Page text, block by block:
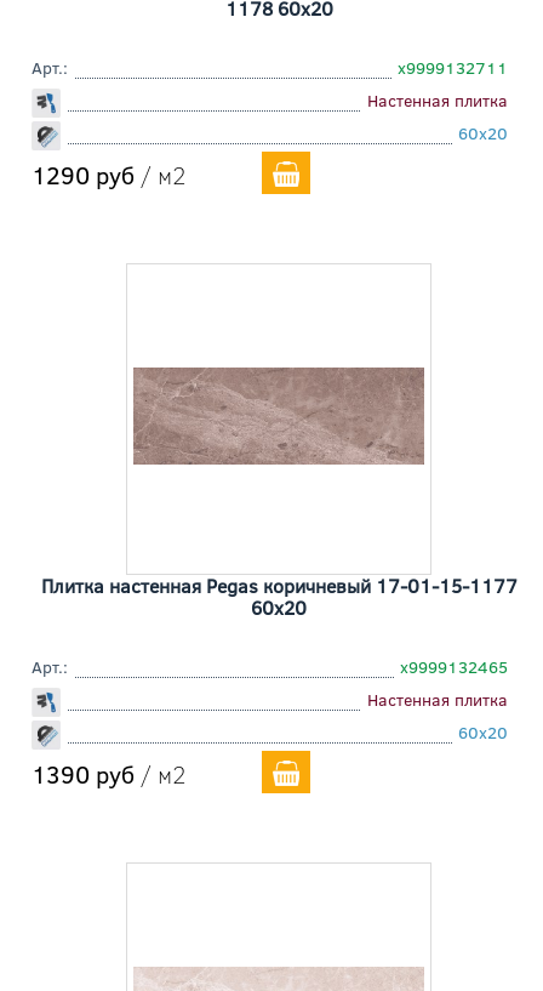
1178 60x20
Арт.:
х9999132711
Настенная плитка
60x20
1290 руб / м2
Плитка настенная Pegas коричневый 17-01-15-1177
60x20
Арт.:
х9999132465
Настенная плитка
60x20
1390 руб / м2